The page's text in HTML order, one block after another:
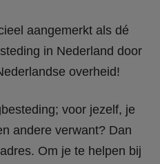
aangemerkt als dé
in Nederland door
overheid!
voor jezelf, je
andere verwant? Dan
Om je te helpen bij